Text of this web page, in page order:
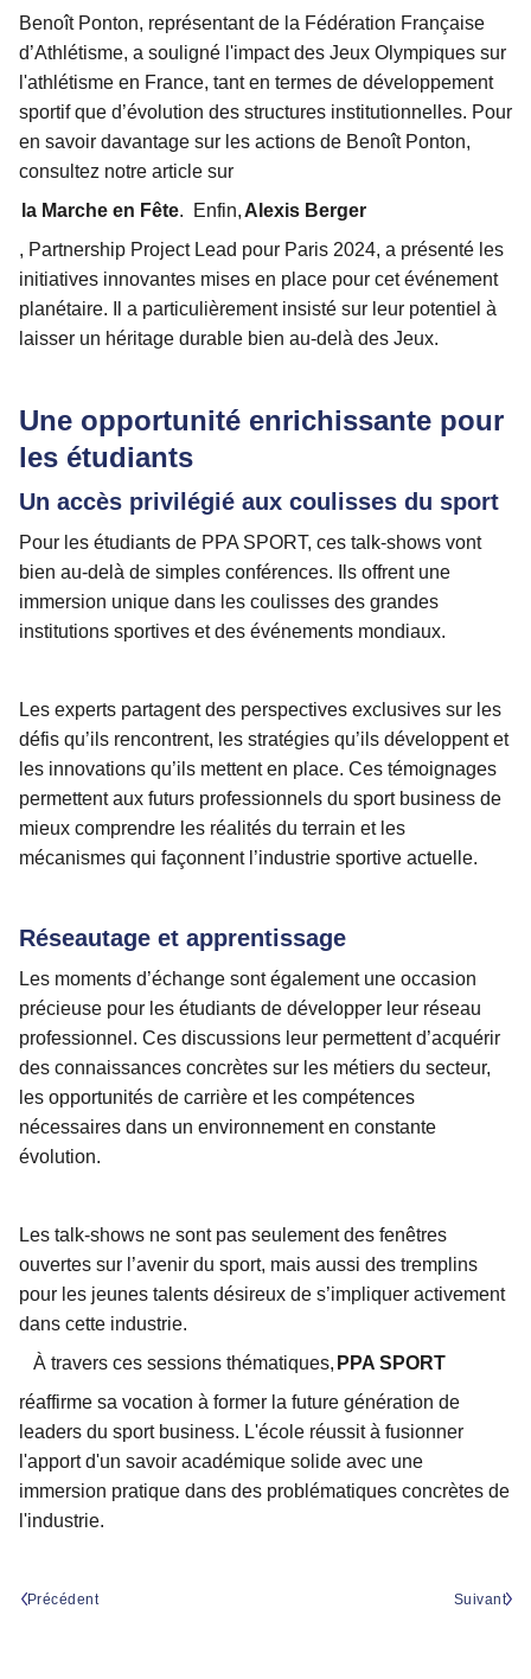
Benoît Ponton, représentant de la Fédération Française
d’Athlétisme, a souligné l'impact des Jeux Olympiques sur
l'athlétisme en France, tant en termes de développement
sportif que d’évolution des structures institutionnelles. Pour
en savoir davantage sur les actions de Benoît Ponton,
consultez notre article sur
la Marche en Fête. Enfin, Alexis Berger
, Partnership Project Lead pour Paris 2024, a présenté les
initiatives innovantes mises en place pour cet événement
planétaire. Il a particulièrement insisté sur leur potentiel à
laisser un héritage durable bien au-delà des Jeux.
Une opportunité enrichissante pour
les étudiants
Un accès privilégié aux coulisses du sport
Pour les étudiants de PPA SPORT, ces talk-shows vont
bien au-delà de simples conférences. Ils offrent une
immersion unique dans les coulisses des grandes
institutions sportives et des événements mondiaux.
Les experts partagent des perspectives exclusives sur les
défis qu’ils rencontrent, les stratégies qu’ils développent et
les innovations qu’ils mettent en place. Ces témoignages
permettent aux futurs professionnels du sport business de
mieux comprendre les réalités du terrain et les
mécanismes qui façonnent l’industrie sportive actuelle.
Réseautage et apprentissage
Les moments d’échange sont également une occasion
précieuse pour les étudiants de développer leur réseau
professionnel. Ces discussions leur permettent d’acquérir
des connaissances concrètes sur les métiers du secteur,
les opportunités de carrière et les compétences
nécessaires dans un environnement en constante
évolution.
Les talk-shows ne sont pas seulement des fenêtres
ouvertes sur l’avenir du sport, mais aussi des tremplins
pour les jeunes talents désireux de s’impliquer activement
dans cette industrie.
À travers ces sessions thématiques, PPA SPORT
réaffirme sa vocation à former la future génération de
leaders du sport business. L'école réussit à fusionner
l'apport d'un savoir académique solide avec une
immersion pratique dans des problématiques concrètes de
l'industrie.
Précédent Suivant